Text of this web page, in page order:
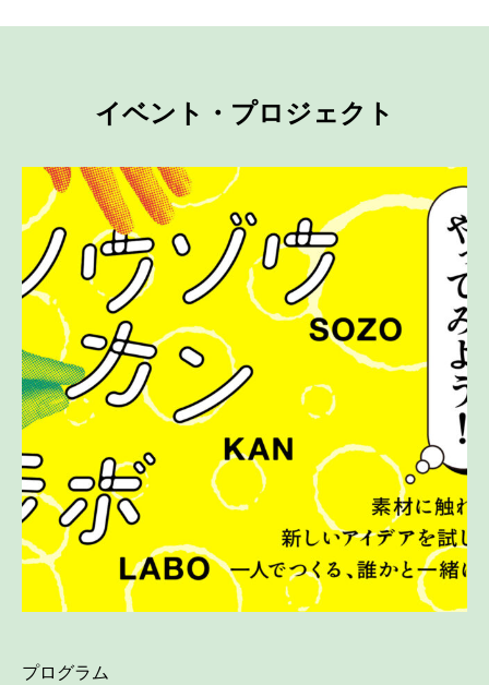
イベント・プロジェクト
プログラム